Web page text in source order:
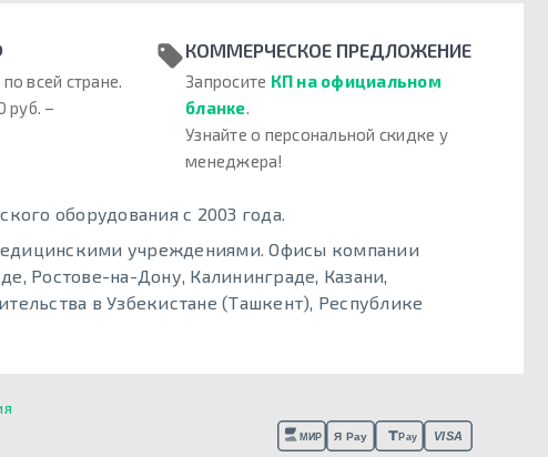
всей стране.
руб. –
КОММЕРЧЕСКОЕ ПРЕДЛОЖЕНИЕ
Запросите КП на официальном
бланке.
Узнайте о персональной скидке у
менеджера!
оборудования с 2003 года.
учреждениями. Офисы компании
Ростове-на-Дону, Калининграде, Казани,
в Узбекистане (Ташкент), Республике
МИР Я Pay Pay VISA